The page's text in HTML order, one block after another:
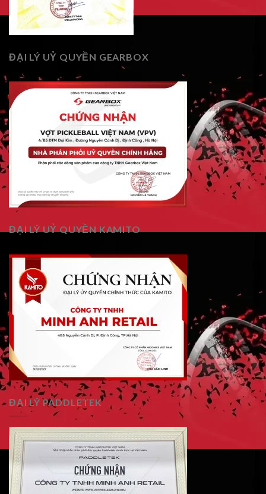
ĐẠI LÝ UỶ QUYỀN GEARBOX
ĐẠI LÝ UỶ QUYỀN KAMITO
ĐẠI LÝ PADDLETEK